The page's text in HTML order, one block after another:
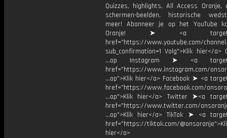
Quizzes, highlights, All Access Oranje,
schermen-beelden, historische
meer! Abonneer je op het YouTube
Oranje! ➤ <a
href="https://www.youtube.com/channel/
sub_confirmation=1 Volg">Klik hier</a>
...op Instagram ➤ <a
href="https://www.instagram.com/
...op">Klik hier</a> Facebook ➤ <a
href="https://www.facebook.com/
...op">Klik hier</a> Twitter ➤<a
href="https://www.twitter.com/
...op">Klik hier</a> TikTok ➤ <a
href="https://tiktok.com/
hier</a>